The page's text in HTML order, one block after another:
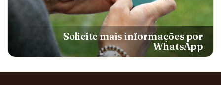
Solicite mais informações por
WhatsApp